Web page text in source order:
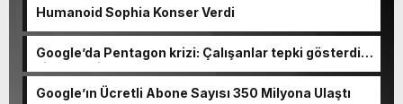
Humanoid Sophia Konser Verdi
Google’da Pentagon krizi: Çalışanlar tepki gösterdi,
şirket geri adım atmadı
Google’ın Ücretli Abone Sayısı 350 Milyona Ulaştı